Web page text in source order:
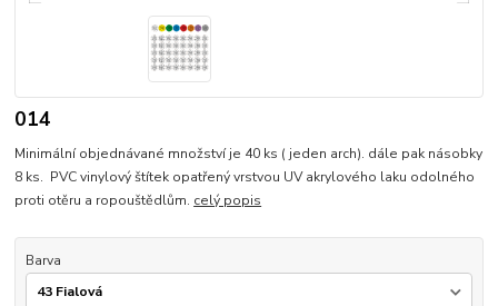
014
Minimální objednávané množství je 40 ks ( jeden arch). dále pak násobky
8 ks. PVC vinylový štítek opatřený vrstvou UV akrylového laku odolného
proti otěru a ropouštědlům. celý popis
Barva